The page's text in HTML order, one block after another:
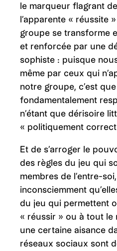
le marqueur flagrant
l’apparente « réussite
groupe se transforme
et renforcée par une
sophiste : puisque
même par ceux qui
notre groupe, c’est
fondamentalement
n’étant que dérisoire
« politiquement
Et de s’arroger le
des règles du jeu qui
membres de l’entre-
inconsciemment
du jeu qui permettent
« réussir » ou à tout le
une certaine aisance
réseaux sociaux sont